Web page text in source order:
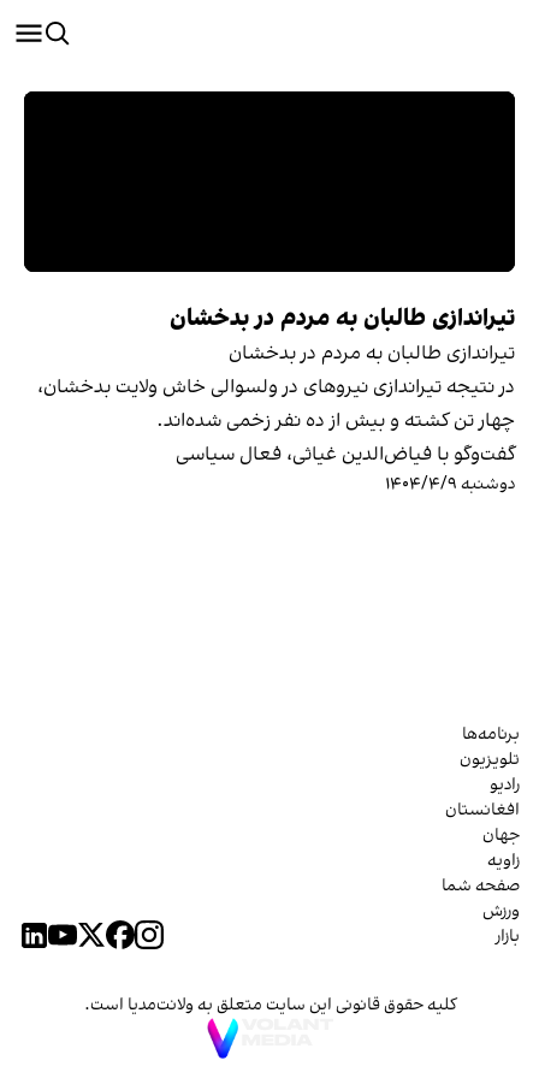
تیراندازی طالبان به مردم در بدخشان
تیراندازی طالبان به مردم در بدخشان
در نتیجه تیراندازی نیروهای در ولسوالی خاش ولایت بدخشان،
چهار تن کشته و بیش از ده نفر زخمی‌ شده‌اند.
گفت‌و‌گو با فیاض‌الدین غیاثی، فعال سیاسی
دوشنبه ۱۴۰۴/۴/۹
برنامه‌ها
تلویزیون
رادیو
افغانستان
جهان
زاویه
صفحه شما
ورزش
بازار
کلیه حقوق قانونی این سایت متعلق به ولانت‌مدیا است.